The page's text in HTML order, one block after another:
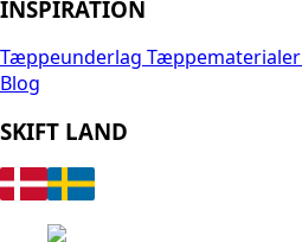
INSPIRATION
Tæppeunderlag Tæppematerialer
Blog
SKIFT LAND